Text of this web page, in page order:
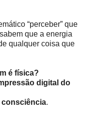
“perceber” que
que a energia
qualquer coisa que
é física?
digital do
consciência.